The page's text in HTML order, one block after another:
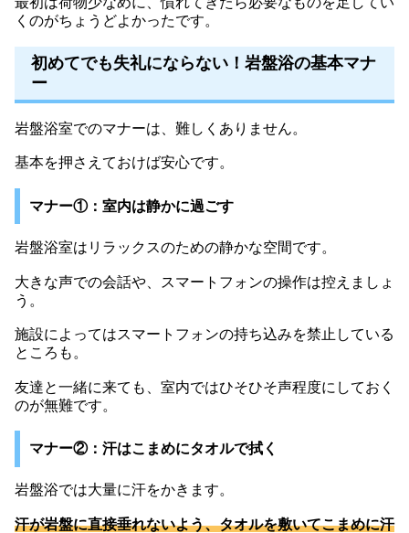
くのがちょうどよかったです。
初めてでも失礼にならない！岩盤浴の基本マナ
ー
岩盤浴室でのマナーは、難しくありません。
基本を押さえておけば安心です。
マナー①：室内は静かに過ごす
岩盤浴室はリラックスのための静かな空間です。
大きな声での会話や、スマートフォンの操作は控えましょ
う。
施設によってはスマートフォンの持ち込みを禁止している
ところも。
友達と一緒に来ても、室内ではひそひそ声程度にしておく
のが無難です。
マナー②：汗はこまめにタオルで拭く
岩盤浴では大量に汗をかきます。
汗が岩盤に直接垂れないよう、タオルを敷いてこまめに汗